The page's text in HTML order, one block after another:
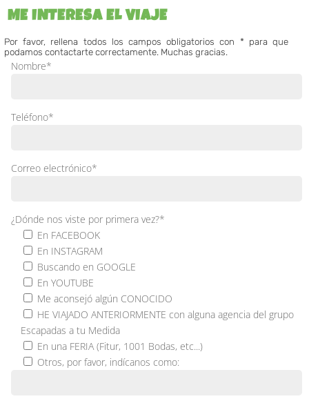
ME INTERESA EL VIAJE
Por favor, rellena todos los campos obligatorios con * para que
podamos contactarte correctamente. Muchas gracias.
Nombre*
Teléfono*
Correo electrónico*
¿Dónde nos viste por primera vez?*
En FACEBOOK
En INSTAGRAM
Buscando en GOOGLE
En YOUTUBE
Me aconsejó algún CONOCIDO
HE VIAJADO ANTERIORMENTE con alguna agencia del grupo
Escapadas a tu Medida
En una FERIA (Fitur, 1001 Bodas, etc...)
Otros, por favor, indícanos como: